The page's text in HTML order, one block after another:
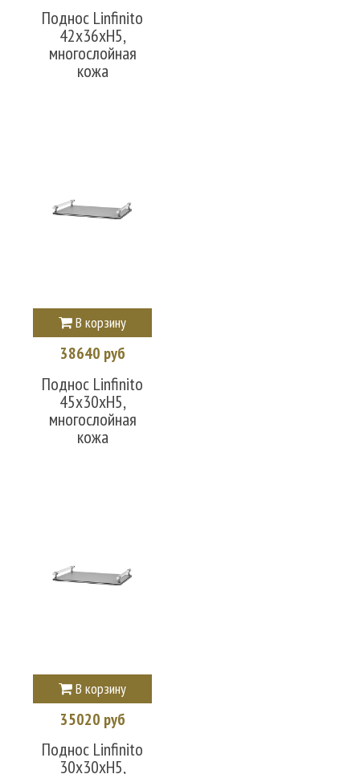
Поднос Linfinito
42х36xH5,
многослойная
кожа
В корзину
38640 руб
Поднос Linfinito
45x30xH5,
многослойная
кожа
В корзину
35020 руб
Поднос Linfinito
30х30xH5,